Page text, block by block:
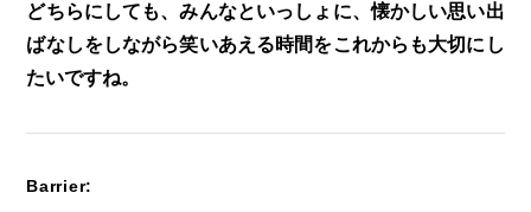
どちらにしても、みんなといっしょに、懐かしい思い出
ばなしをしながら笑いあえる時間をこれからも大切にし
たいですね。
Barrier: